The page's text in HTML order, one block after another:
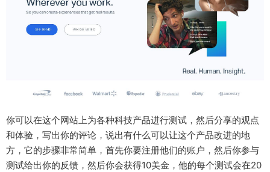
你可以在这个网站上为各种科技产品进行测试，然后分享的观点
和体验，写出你的评论，说出有什么可以让这个产品改进的地
方，它的步骤非常简单，首先你要注册他们的账户，然后你参与
测试给出你的反馈，然后你会获得10美金，他的每个测试会在20